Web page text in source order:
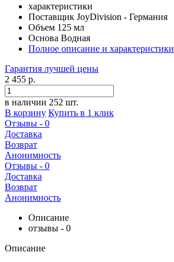
характеристики
Поставщик JoyDivision - Германия
Объем 125 мл
Основа Водная
Полное описание и характеристики
Гарантия лучшей цены
2 455 р.
в наличии 252 шт.
В корзину Купить в 1 клик
Отзывы - 0
Доставка
Возврат
Анонимность
Отзывы - 0
Доставка
Возврат
Анонимность
Описание
отзывы - 0
Описание